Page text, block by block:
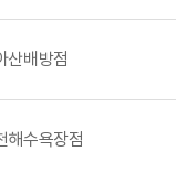
산배방점
해수욕장점